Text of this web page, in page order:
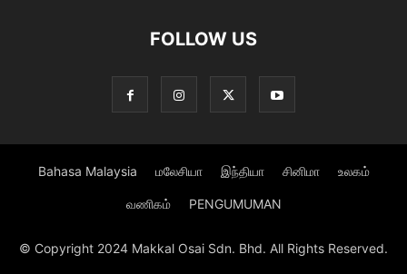
FOLLOW US
Bahasa Malaysia மலேசியா இந்தியா சினிமா உலகம்
வணிகம் PENGUMUMAN
© Copyright 2024 Makkal Osai Sdn. Bhd. All Rights Reserved.